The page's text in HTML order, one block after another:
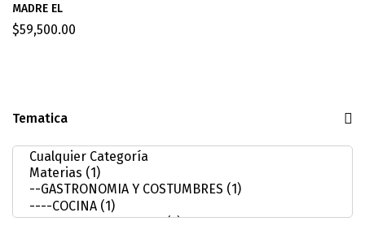
Tematica
MADRE EL
$59,500.00